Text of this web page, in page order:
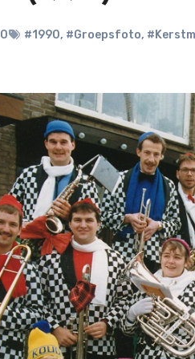
#1990, #Groepsfoto,